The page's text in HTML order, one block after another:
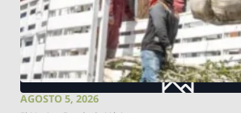
AGOSTO 5, 2026